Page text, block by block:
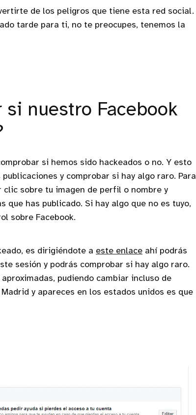
de los peligros que tiene esta red social.
tarde para ti, no te preocupes, tenemos la
si nuestro Facebook
si hemos sido hackeados o no. Y esto
y comprobar si hay algo raro. Para
sobre tu imagen de perfil o nombre y
que has publicado. Si hay algo que no es tuyo,
sobre Facebook.
es dirigiéndote a este enlace ahí podrás
sesión y podrás comprobar si hay algo raro.
pudiendo cambiar incluso de
y apareces en los estados unidos es que